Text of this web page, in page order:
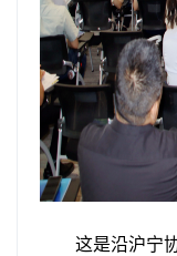
这是沿沪宁协